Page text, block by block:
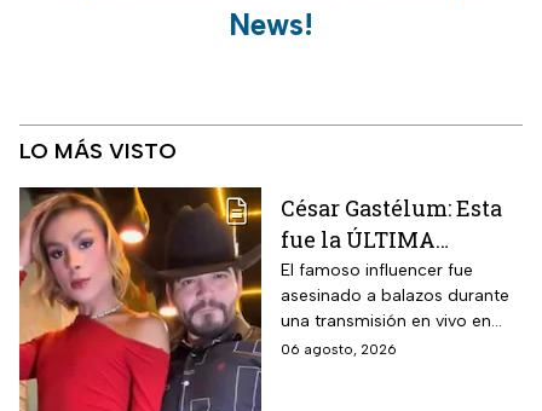
News!
LO MÁS VISTO
César Gastélum: Esta
fue la ÚLTIMA
publicación del
influencer en redes
sociales: “La cita
fresita” | VIDEO
El famoso influencer fue
asesinado a balazos durante
una transmisión en vivo en
calles del municipio de
06 agosto, 2026